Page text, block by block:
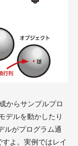
からサンプルプロ
デルを動かしたり
ルがプログラム通
よ。実例ではレイ